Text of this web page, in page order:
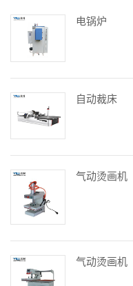
电锅炉
自动裁床
气动烫画机
气动烫画机